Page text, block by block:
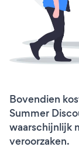
Bovendien
Summer
waarschijnlijk
veroorzaken.